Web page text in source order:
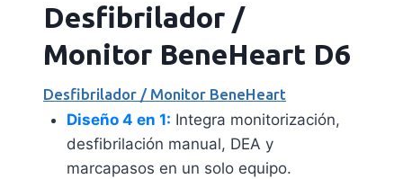
Desfibrilador /
Monitor BeneHeart D6
Desfibrilador / Monitor BeneHeart
Diseño 4 en 1: Integra monitorización,
desfibrilación manual, DEA y
marcapasos en un solo equipo.